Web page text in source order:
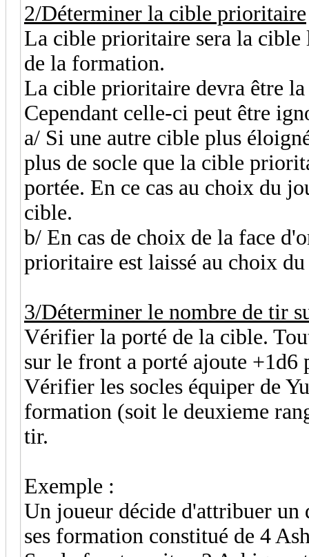
2/Déterminer la cible prioritaire
La cible prioritaire sera la cible
de la formation.
La cible prioritaire devra être
Cependant celle-ci peut être
a/ Si une autre cible plus
plus de socle que la cible
portée. En ce cas au choix du
cible.
b/ En cas de choix de la face
prioritaire est laissé au choix
3/Déterminer le nombre de tir
Vérifier la porté de la cible.
sur le front a porté ajoute +1d6
Vérifier les socles équiper de
formation (soit le deuxieme
tir.
Exemple :
Un joueur décide d'attribuer un
ses formation constitué de 4